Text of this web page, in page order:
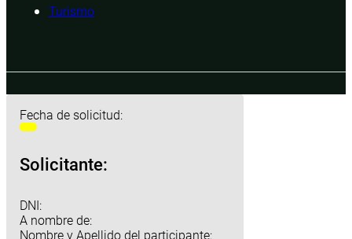
Turismo
Fecha de solicitud:
Solicitante:
DNI:
A nombre de:
Nombre y Apellido del participante: